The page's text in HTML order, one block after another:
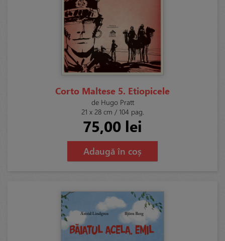
Corto Maltese 5. Etiopicele
de Hugo Pratt
21 x 28 cm / 104 pag.
75,00 lei
Adaugă în coș